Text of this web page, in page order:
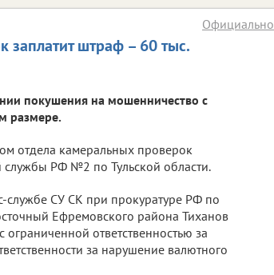
заплатит штраф – 60 тыс.
Официально
покушения на мошенничество с
размере.
отдела камеральных проверок
РФ №2 по Тульской области.
службе СУ СК при прокуратуре РФ по
Ефремовского района Тиханов
ответственностью за
за нарушение валютного